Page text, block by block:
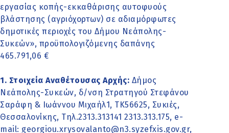
εργασίας κοπής-εκκαθάρισης αυτοφυούς
βλάστησης (αγριόχορτων) σε αδιαμόρφωτες
δημοτικές περιοχές του Δήμου Νεάπολης-
Συκεών», προϋπολογιζόμενης δαπάνης
465.791,06 €
1. Στοιχεία Αναθέτουσας Αρχής: Δήμος
Νεάπολης-Συκεών, δ/νση Στρατηγού Στεφάνου
Σαράφη & Ιωάννου Μιχαήλ1, ΤΚ56625, Συκιές,
Θεσσαλονίκης, Τηλ.2313.313141 2313.313.175, e-
mail: georgiou.xrysovalanto@n3.syzefxis.gov.gr,